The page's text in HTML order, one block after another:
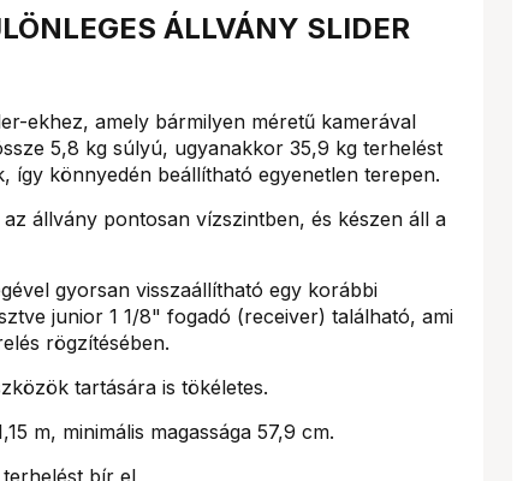
ÁLLVÁNY SLIDER
ekhez, amely bármilyen méretű kamerával
5,8 kg súlyú, ugyanakkor 35,9 kg terhelést
így könnyedén beállítható egyenetlen terepen.
állvány pontosan vízszintben, és készen áll a
gyorsan visszaállítható egy korábbi
junior 1 1/8" fogadó (receiver) található, ami
rögzítésében.
tartására is tökéletes.
m, minimális magassága 57,9 cm.
bír el